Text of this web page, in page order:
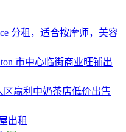
分租，适合按摩师，美容
市中心临街商业旺铺出
区赢利中奶茶店低价出售
出租